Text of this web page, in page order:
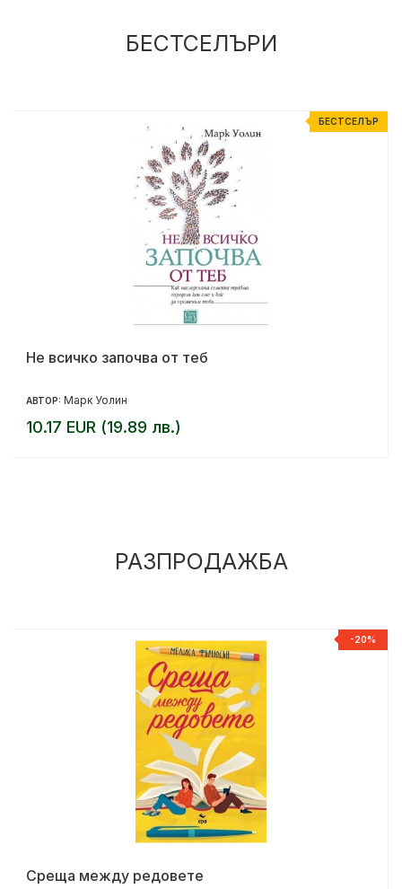
БЕСТСЕЛЪРИ
БЕСТСЕЛЪР
Не всичко започва от теб
АВТОР: Марк Уолин
10.17 EUR (19.89 лв.)
РАЗПРОДАЖБА
-20%
Среща между редовете